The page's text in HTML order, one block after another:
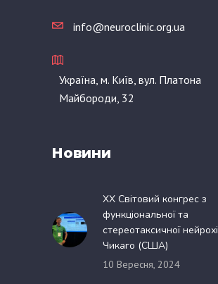
info@neuroclinic.org.ua
Україна, м. Київ, вул. Платона
Майбороди, 32
Новини
XX Світовий конгрес з
функціональної та
стереотаксичної
Чикаго (США)
10 Вересня, 2024